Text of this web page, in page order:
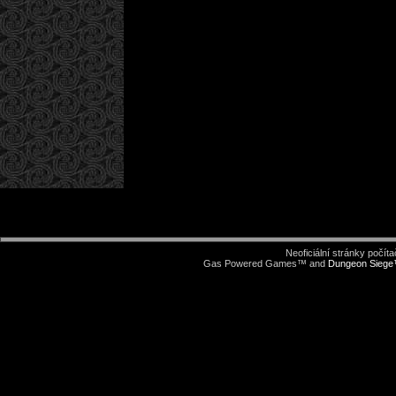
Neoficiální stránky
Gas Powered Games™ and Dungeon